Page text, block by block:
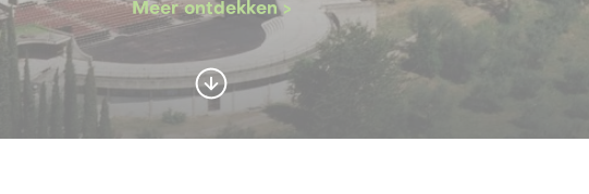
Meer ontdekken >